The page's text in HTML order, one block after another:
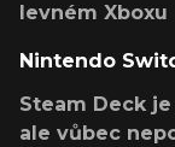
levném Xboxu
Nintendo
Steam Deck
ale vůbec